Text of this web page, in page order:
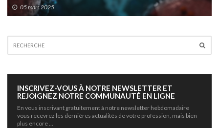
05 mars 2025
INSCRIVEZ-VOUS À NOTRE NEWSLETTER ET
REJOIGNEZ NOTRE COMMUNAUTÉ EN LIGNE
En vous inscrivant gratuitement à notre newsletter hebdomadaire
vous recevrez les dernières actualités de votre profession, mais bien
plus encore …